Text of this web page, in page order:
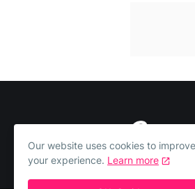
Our website uses cookies to improve
your experience. Learn more